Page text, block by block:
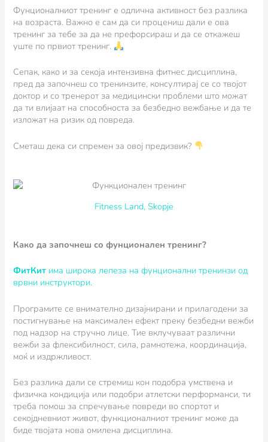
Фунционалниот тренинг е одлична активност без разлика
на возраста. Важно е сам да си процениш дали е ова
тренинг за тебе за да не префорсираш и да се откажеш
уште по првиот тренинг.
Сепак, како и за секоја интензивна фитнес дисциплина,
пред да започнеш со тренинзите, консултирај се со твојот
доктор и со тренерот за медицински проблеми што можат
да ти влијаат на способноста за безбедно вежбање и да те
изложат на ризик од повреда.
Сметаш дека си спремен за овој предизвик?
Fitness Land, Skopje
Како да започнеш со фунционален тренинг?
ФитКит има широка лепеза на фунционални тренинзи од
врвни инструктори.
Програмите се внимателно дизајнирани и прилагодени за
постигнување на максимален ефект преку безбедни вежби
под надзор на стручно лице. Тие вклучуваат различни
вежби за флексибилност, сила, рамнотежа, координација,
моќ и издржливост.
Без разлика дали се стремиш кон подобра умствена и
физичка кондиција или подобри атлетски перформанси, ти
треба помош за спречување повреди во спортот и
секојдневниот живот, функционалниот тренинг може да
биде твојата нова омилена дисциплина.